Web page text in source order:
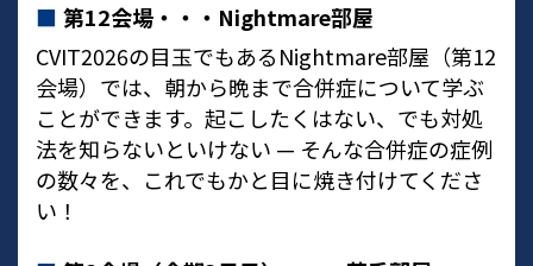
■ 第12会場・・・Nightmare部屋
CVIT2026の目玉でもあるNightmare部屋（第12
会場）では、朝から晩まで合併症について学ぶ
ことができます。起こしたくはない、でも対処
法を知らないといけない — そんな合併症の症例
の数々を、これでもかと目に焼き付けてくださ
い！